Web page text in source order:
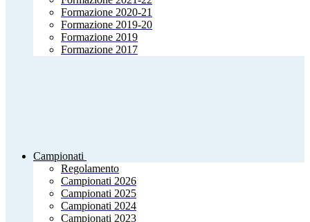
Formazione 2020-21
Formazione 2019-20
Formazione 2019
Formazione 2017
Campionati
Regolamento
Campionati 2026
Campionati 2025
Campionati 2024
Campionati 2023